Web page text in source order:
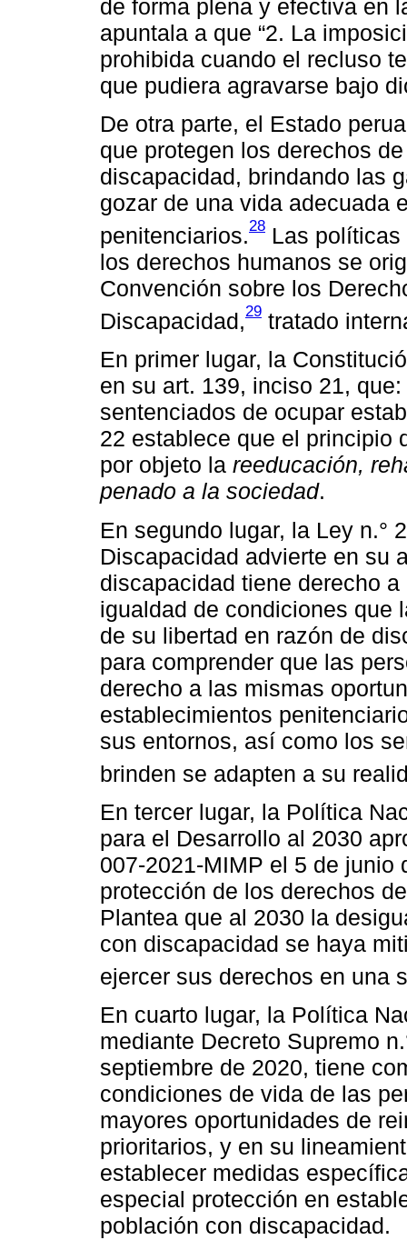
de forma plena y efectiva en
apuntala a que “2. La
prohibida cuando el recluso
que pudiera agravarse bajo
De otra parte, el Estado
que protegen los derechos
discapacidad, brindando las
gozar de una vida adecuada
penitenciarios.28 Las
los derechos humanos se
Convención sobre los
Discapacidad,29 tratado
En primer lugar, la
en su art. 139, inciso 21,
sentenciados de ocupar
22 establece que el principio
por objeto la reeducación,
penado a la sociedad.
En segundo lugar, la Ley n.°
Discapacidad advierte en su
discapacidad tiene derecho
igualdad de condiciones que
de su libertad en razón de
para comprender que las
derecho a las mismas
establecimientos
sus entornos, así como los
brinden se adapten a su
En tercer lugar, la Política
para el Desarrollo al 2030
007-2021-MIMP el 5 de junio
protección de los derechos
Plantea que al 2030 la
con discapacidad se haya
ejercer sus derechos en una
En cuarto lugar, la Política
mediante Decreto Supremo
septiembre de 2020, tiene
condiciones de vida de las
mayores oportunidades de
prioritarios, y en su
establecer medidas
especial protección en
población con discapacidad.